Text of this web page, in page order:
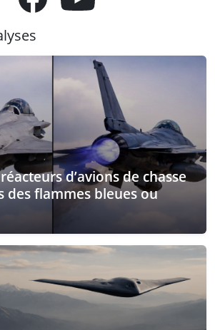
d’avions de chasse
des flammes bleues ou